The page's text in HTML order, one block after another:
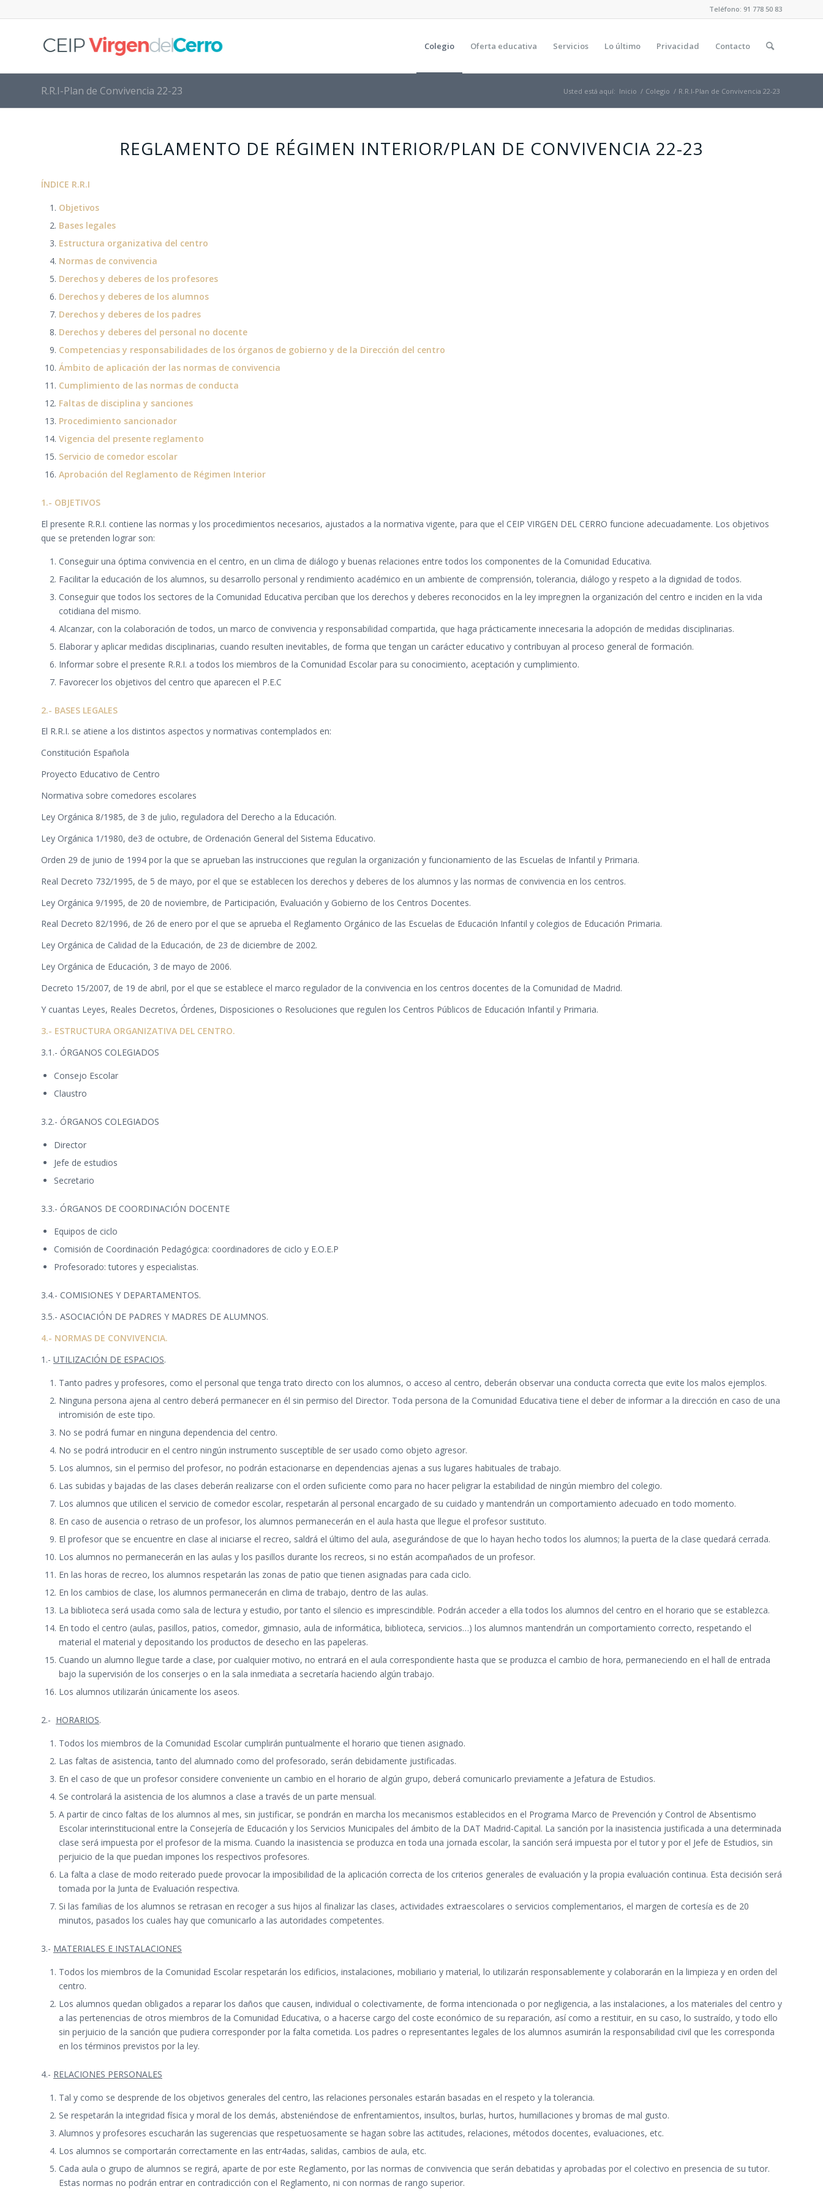
Teléfono: 91 778 50 83
Colegio Oferta educativa Servicios Lo último Privacidad Contacto
R.R.I-Plan de Convivencia 22-23 Usted está aquí: Inicio / Colegio / R.R.I-Plan de Convivencia 22-23
REGLAMENTO DE RÉGIMEN INTERIOR/PLAN DE CONVIVENCIA 22-23
ÍNDICE R.R.I
Objetivos
Bases legales
Estructura organizativa del centro
Normas de convivencia
Derechos y deberes de los profesores
Derechos y deberes de los alumnos
Derechos y deberes de los padres
Derechos y deberes del personal no docente
Competencias y responsabilidades de los órganos de gobierno y de la Dirección del centro
Ámbito de aplicación der las normas de convivencia
Cumplimiento de las normas de conducta
Faltas de disciplina y sanciones
Procedimiento sancionador
Vigencia del presente reglamento
Servicio de comedor escolar
Aprobación del Reglamento de Régimen Interior
1.- OBJETIVOS
El presente R.R.I. contiene las normas y los procedimientos necesarios, ajustados a la normativa vigente, para que el CEIP VIRGEN DEL CERRO funcione adecuadamente. Los objetivos
que se pretenden lograr son:
Conseguir una óptima convivencia en el centro, en un clima de diálogo y buenas relaciones entre todos los componentes de la Comunidad Educativa.
Facilitar la educación de los alumnos, su desarrollo personal y rendimiento académico en un ambiente de comprensión, tolerancia, diálogo y respeto a la dignidad de todos.
Conseguir que todos los sectores de la Comunidad Educativa perciban que los derechos y deberes reconocidos en la ley impregnen la organización del centro e inciden en la vida
cotidiana del mismo.
Alcanzar, con la colaboración de todos, un marco de convivencia y responsabilidad compartida, que haga prácticamente innecesaria la adopción de medidas disciplinarias.
Elaborar y aplicar medidas disciplinarias, cuando resulten inevitables, de forma que tengan un carácter educativo y contribuyan al proceso general de formación.
Informar sobre el presente R.R.I. a todos los miembros de la Comunidad Escolar para su conocimiento, aceptación y cumplimiento.
Favorecer los objetivos del centro que aparecen el P.E.C
2.- BASES LEGALES
El R.R.I. se atiene a los distintos aspectos y normativas contemplados en:
Constitución Española
Proyecto Educativo de Centro
Normativa sobre comedores escolares
Ley Orgánica 8/1985, de 3 de julio, reguladora del Derecho a la Educación.
Ley Orgánica 1/1980, de3 de octubre, de Ordenación General del Sistema Educativo.
Orden 29 de junio de 1994 por la que se aprueban las instrucciones que regulan la organización y funcionamiento de las Escuelas de Infantil y Primaria.
Real Decreto 732/1995, de 5 de mayo, por el que se establecen los derechos y deberes de los alumnos y las normas de convivencia en los centros.
Ley Orgánica 9/1995, de 20 de noviembre, de Participación, Evaluación y Gobierno de los Centros Docentes.
Real Decreto 82/1996, de 26 de enero por el que se aprueba el Reglamento Orgánico de las Escuelas de Educación Infantil y colegios de Educación Primaria.
Ley Orgánica de Calidad de la Educación, de 23 de diciembre de 2002.
Ley Orgánica de Educación, 3 de mayo de 2006.
Decreto 15/2007, de 19 de abril, por el que se establece el marco regulador de la convivencia en los centros docentes de la Comunidad de Madrid.
Y cuantas Leyes, Reales Decretos, Órdenes, Disposiciones o Resoluciones que regulen los Centros Públicos de Educación Infantil y Primaria.
3.- ESTRUCTURA ORGANIZATIVA DEL CENTRO.
3.1.- ÓRGANOS COLEGIADOS
Consejo Escolar
Claustro
3.2.- ÓRGANOS COLEGIADOS
Director
Jefe de estudios
Secretario
3.3.- ÓRGANOS DE COORDINACIÓN DOCENTE
Equipos de ciclo
Comisión de Coordinación Pedagógica: coordinadores de ciclo y E.O.E.P
Profesorado: tutores y especialistas.
3.4.- COMISIONES Y DEPARTAMENTOS.
3.5.- ASOCIACIÓN DE PADRES Y MADRES DE ALUMNOS.
4.- NORMAS DE CONVIVENCIA.
1.- UTILIZACIÓN DE ESPACIOS.
Tanto padres y profesores, como el personal que tenga trato directo con los alumnos, o acceso al centro, deberán observar una conducta correcta que evite los malos ejemplos.
Ninguna persona ajena al centro deberá permanecer en él sin permiso del Director. Toda persona de la Comunidad Educativa tiene el deber de informar a la dirección en caso de una
intromisión de este tipo.
No se podrá fumar en ninguna dependencia del centro.
No se podrá introducir en el centro ningún instrumento susceptible de ser usado como objeto agresor.
Los alumnos, sin el permiso del profesor, no podrán estacionarse en dependencias ajenas a sus lugares habituales de trabajo.
Las subidas y bajadas de las clases deberán realizarse con el orden suficiente como para no hacer peligrar la estabilidad de ningún miembro del colegio.
Los alumnos que utilicen el servicio de comedor escolar, respetarán al personal encargado de su cuidado y mantendrán un comportamiento adecuado en todo momento.
En caso de ausencia o retraso de un profesor, los alumnos permanecerán en el aula hasta que llegue el profesor sustituto.
El profesor que se encuentre en clase al iniciarse el recreo, saldrá el último del aula, asegurándose de que lo hayan hecho todos los alumnos; la puerta de la clase quedará cerrada.
Los alumnos no permanecerán en las aulas y los pasillos durante los recreos, si no están acompañados de un profesor.
En las horas de recreo, los alumnos respetarán las zonas de patio que tienen asignadas para cada ciclo.
En los cambios de clase, los alumnos permanecerán en clima de trabajo, dentro de las aulas.
La biblioteca será usada como sala de lectura y estudio, por tanto el silencio es imprescindible. Podrán acceder a ella todos los alumnos del centro en el horario que se establezca.
En todo el centro (aulas, pasillos, patios, comedor, gimnasio, aula de informática, biblioteca, servicios…) los alumnos mantendrán un comportamiento correcto, respetando el
material el material y depositando los productos de desecho en las papeleras.
Cuando un alumno llegue tarde a clase, por cualquier motivo, no entrará en el aula correspondiente hasta que se produzca el cambio de hora, permaneciendo en el hall de entrada
bajo la supervisión de los conserjes o en la sala inmediata a secretaría haciendo algún trabajo.
Los alumnos utilizarán únicamente los aseos.
2.- HORARIOS.
Todos los miembros de la Comunidad Escolar cumplirán puntualmente el horario que tienen asignado.
Las faltas de asistencia, tanto del alumnado como del profesorado, serán debidamente justificadas.
En el caso de que un profesor considere conveniente un cambio en el horario de algún grupo, deberá comunicarlo previamente a Jefatura de Estudios.
Se controlará la asistencia de los alumnos a clase a través de un parte mensual.
A partir de cinco faltas de los alumnos al mes, sin justificar, se pondrán en marcha los mecanismos establecidos en el Programa Marco de Prevención y Control de Absentismo
Escolar interinstitucional entre la Consejería de Educación y los Servicios Municipales del ámbito de la DAT Madrid-Capital. La sanción por la inasistencia justificada a una determinada
clase será impuesta por el profesor de la misma. Cuando la inasistencia se produzca en toda una jornada escolar, la sanción será impuesta por el tutor y por el Jefe de Estudios, sin
perjuicio de la que puedan impones los respectivos profesores.
La falta a clase de modo reiterado puede provocar la imposibilidad de la aplicación correcta de los criterios generales de evaluación y la propia evaluación continua. Esta decisión será
tomada por la Junta de Evaluación respectiva.
Si las familias de los alumnos se retrasan en recoger a sus hijos al finalizar las clases, actividades extraescolares o servicios complementarios, el margen de cortesía es de 20
minutos, pasados los cuales hay que comunicarlo a las autoridades competentes.
3.- MATERIALES E INSTALACIONES
Todos los miembros de la Comunidad Escolar respetarán los edificios, instalaciones, mobiliario y material, lo utilizarán responsablemente y colaborarán en la limpieza y en orden del
centro.
Los alumnos quedan obligados a reparar los daños que causen, individual o colectivamente, de forma intencionada o por negligencia, a las instalaciones, a los materiales del centro y
a las pertenencias de otros miembros de la Comunidad Educativa, o a hacerse cargo del coste económico de su reparación, así como a restituir, en su caso, lo sustraído, y todo ello
sin perjuicio de la sanción que pudiera corresponder por la falta cometida. Los padres o representantes legales de los alumnos asumirán la responsabilidad civil que les corresponda
en los términos previstos por la ley.
4.- RELACIONES PERSONALES
Tal y como se desprende de los objetivos generales del centro, las relaciones personales estarán basadas en el respeto y la tolerancia.
Se respetarán la integridad física y moral de los demás, absteniéndose de enfrentamientos, insultos, burlas, hurtos, humillaciones y bromas de mal gusto.
Alumnos y profesores escucharán las sugerencias que respetuosamente se hagan sobre las actitudes, relaciones, métodos docentes, evaluaciones, etc.
Los alumnos se comportarán correctamente en las entr4adas, salidas, cambios de aula, etc.
Cada aula o grupo de alumnos se regirá, aparte de por este Reglamento, por las normas de convivencia que serán debatidas y aprobadas por el colectivo en presencia de su tutor.
Estas normas no podrán entrar en contradicción con el Reglamento, ni con normas de rango superior.